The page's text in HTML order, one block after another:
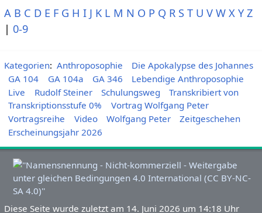
A B C D E F G H I J K L M N O P Q R S T U V W X Y Z
| 0-9
Kategorien: Anthroposophie
Die Apokalypse des Johannes
GA 104
GA 104a GA 346
Lebendige Anthroposophie
Live
Rudolf Steiner Schulungsweg
Transkribiert von
Transkriptionsstufe 0%
Vortrag Wolfgang Peter
Vortragsreihe
Video Wolfgang Peter
Zeitgeschehen
Erscheinungsjahr 2026
Diese Seite wurde zuletzt am 14. Juni 2026 um 14:18 Uhr